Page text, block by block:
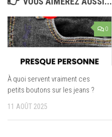
0
À quoi servent vraiment ces
petits boutons sur les jeans ?
11 AOÛT 2025